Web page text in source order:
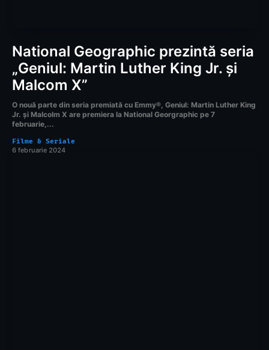
National Geographic prezintă seria
„Geniul: Martin Luther King Jr. și
Malcom X”
O nouă parte din seria premiată cu Emmy®, Geniul: Martin Luther King
Jr. și Malcolm X are premiera la National Georgraphic pe 7
februarie,...
Filme & Seriale
6 februarie 2024